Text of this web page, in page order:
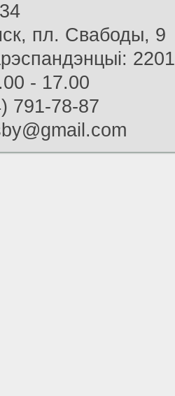
пл. Свабоды, 9
- 17.00
791-78-87